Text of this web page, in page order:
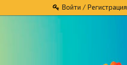
Войти / Регистрация